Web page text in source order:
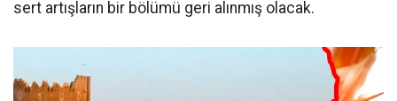
sert artışların bir bölümü geri alınmış olacak.